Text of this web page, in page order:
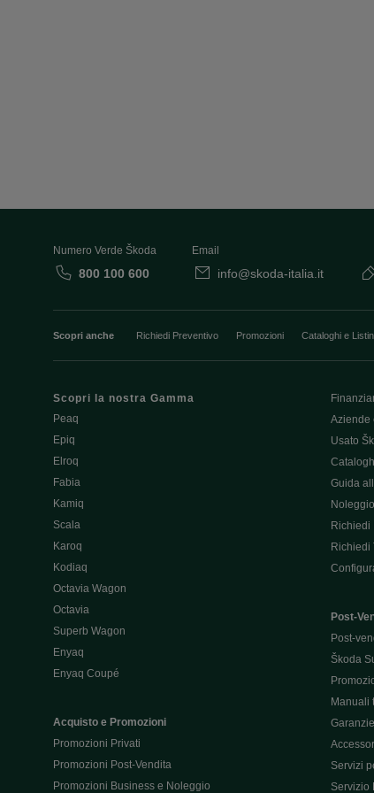
Numero Verde Škoda
800 100 600
Email
info@skoda-italia.it
Scopri anche Richiedi Preventivo Promozioni Cataloghi e
Scopri la nostra Gamma
Peaq
Epiq
Elroq
Fabia
Kamiq
Scala
Karoq
Kodiaq
Octavia Wagon
Octavia
Superb Wagon
Enyaq
Enyaq Coupé
Acquisto e Promozioni
Promozioni Privati
Promozioni Post-Vendita
Promozioni Business e Noleggio
Aziende
Usato
Guida
Richiedi
Richiedi
Post-
Post-
Škoda
Manuali
Servizi
Servizio